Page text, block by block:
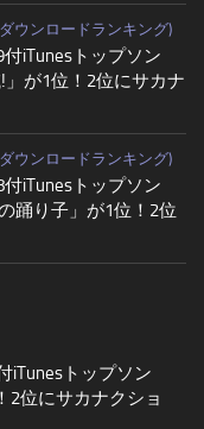
ダウンロードランキング)
付iTunesトップソン
が1位！2位にサカナ
ダウンロードランキング)
付iTunesトップソン
踊り子」が1位！2位
iTunesトップソン
2位にサカナクショ